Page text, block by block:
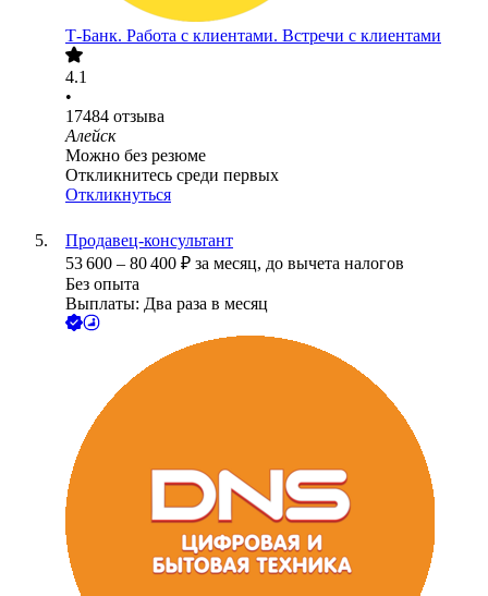
Т-Банк. Работа с клиентами. Встречи с клиентами
4.1
•
17484 отзыва
Алейск
Можно без резюме
Откликнитесь среди первых
Откликнуться
Продавец-консультант
53 600 – 80 400 ₽ за месяц, до вычета налогов
Без опыта
Выплаты: Два раза в месяц